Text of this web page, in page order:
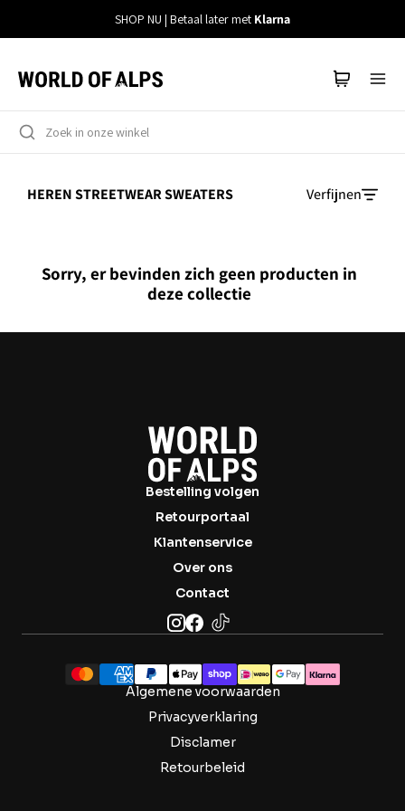
content
SHOP NU | Betaal later met Klarna
HEREN STREETWEAR SWEATERS Verfijnen
Sorry, er bevinden zich geen producten in
deze collectie
Bestelling volgen
Retourportaal
Klantenservice
Over ons
Contact
Algemene voorwaarden
Privacyverklaring
Disclamer
Retourbeleid